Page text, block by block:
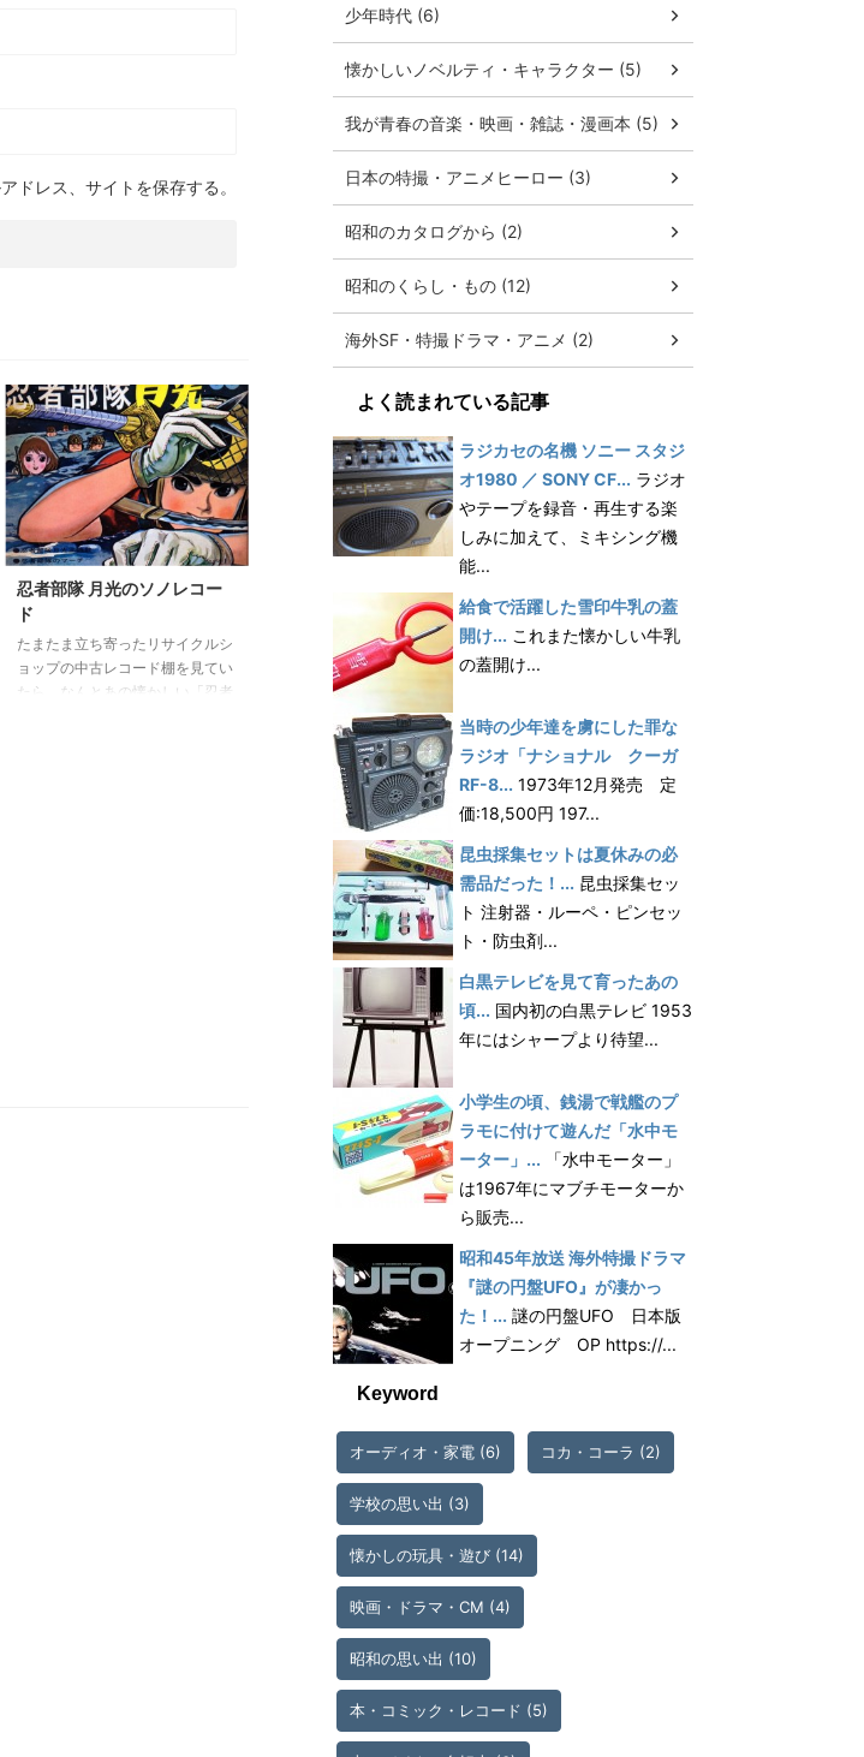
ドレス、サイトを保存する。
忍者部隊 月光のソノレコー
ド
たまたま立ち寄ったリサイクルシ
ョップの中古レコード棚を見てい
たら、なんとあの懐かしい「忍者
少年時代 (6)
懐かしいノベルティ・キャラクター (5)
我が青春の音楽・映画・雑誌・漫画本 (5)
日本の特撮・アニメヒーロー (3)
昭和のカタログから (2)
昭和のくらし・もの (12)
海外SF・特撮ドラマ・アニメ (2)
よく読まれている記事
ラジカセの名機 ソニー スタジ
オ1980 ／ SONY CF... ラジオ
やテープを録音・再生する楽
しみに加えて、ミキシング機
能...
給食で活躍した雪印牛乳の蓋
開け... これまた懐かしい牛乳
の蓋開け...
当時の少年達を虜にした罪な
ラジオ「ナショナル クーガ
RF-8... 1973年12月発売 定
価:18,500円 197...
昆虫採集セットは夏休みの必
需品だった！... 昆虫採集セッ
ト 注射器・ルーペ・ピンセッ
ト・防虫剤...
白黒テレビを見て育ったあの
頃... 国内初の白黒テレビ 1953
年にはシャープより待望...
小学生の頃、銭湯で戦艦のプ
ラモに付けて遊んだ「水中モ
ーター」...
「水中モーター」
は1967年にマブチモーターか
ら販売...
昭和45年放送 海外特撮ドラマ
『謎の円盤UFO』が凄かっ
た！... 謎の円盤UFO 日本版
オープニング OP https://...
Keyword
オーディオ・家電 (6) コカ・コーラ (2)
学校の思い出 (3)
懐かしの玩具・遊び (14)
映画・ドラマ・CM (4)
昭和の思い出 (10)
本・コミック・レコード (5)